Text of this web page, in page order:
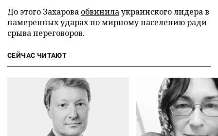
До этого Захарова обвинилаукраинского лидера в
намеренных ударах по мирному населению ради
срыва переговоров.
СЕЙЧАС ЧИТАЮТ